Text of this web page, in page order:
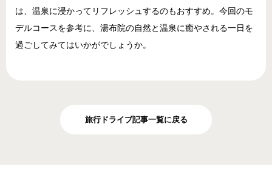
は、温泉に浸かってリフレッシュするのもおすすめ。今回のモ
デルコースを参考に、湯布院の自然と温泉に癒やされる一日を
過ごしてみてはいかがでしょうか。
旅行ドライブ記事一覧に戻る